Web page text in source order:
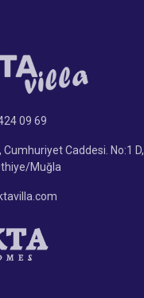
09 69
Cumhuriyet Caddesi. No:1 D,
Muğla